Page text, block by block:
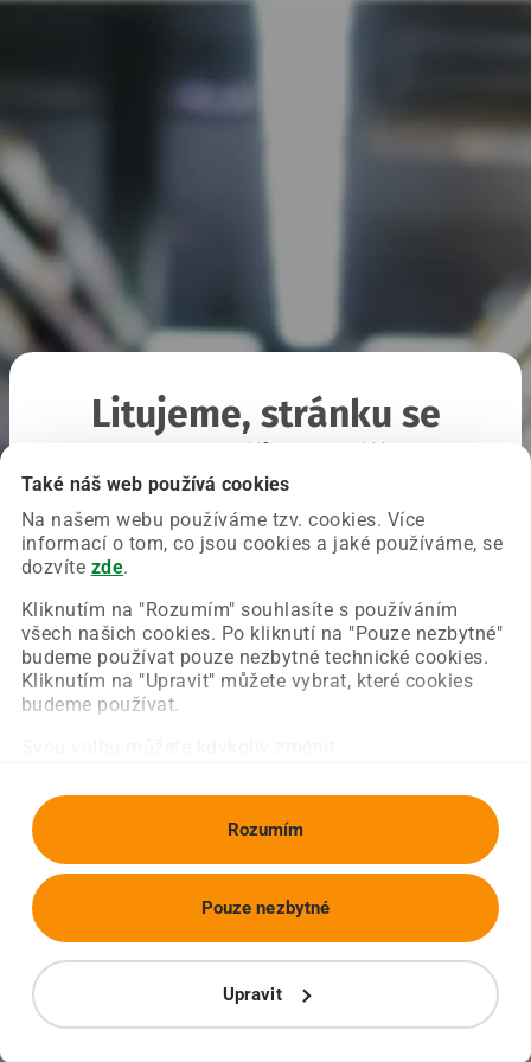
Také náš web používá cookies
Na našem webu používáme tzv. cookies. Více
informací o tom, co jsou cookies a jaké používáme, se
dozvíte zde.
Kliknutím na "Rozumím" souhlasíte s používáním
všech našich cookies. Po kliknutí na "Pouze nezbytné"
budeme používat pouze nezbytné technické cookies.
Kliknutím na "Upravit" můžete vybrat, které cookies
budeme používat.
Rozumím
Upravit
Pouze nezbytné
Litujeme, stránku se
Chyba nastala na naší straně a už ji opravujeme.
Zkuste prosím znovu načíst požadovanou stránku.
Obnovit stránku Úvodní strana